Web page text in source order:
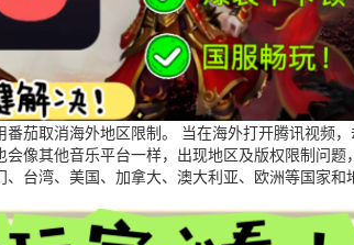
茄取消海外地区限制。 当在海外打开腾讯视频
像其他音乐平台一样，出现地区及版权限制问
台湾、美国、加拿大、澳大利亚、欧洲等国家